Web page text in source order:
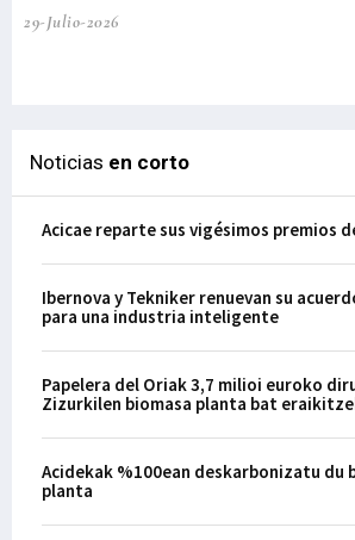
29-Julio-2026
Noticias en corto
Acicae reparte sus vigésimos premios
Ibernova y Tekniker renuevan su
para una industria inteligente
Papelera del Oriak 3,7 milioi euroko
Zizurkilen biomasa planta bat
Acidekak %100ean deskarbonizatu du
planta